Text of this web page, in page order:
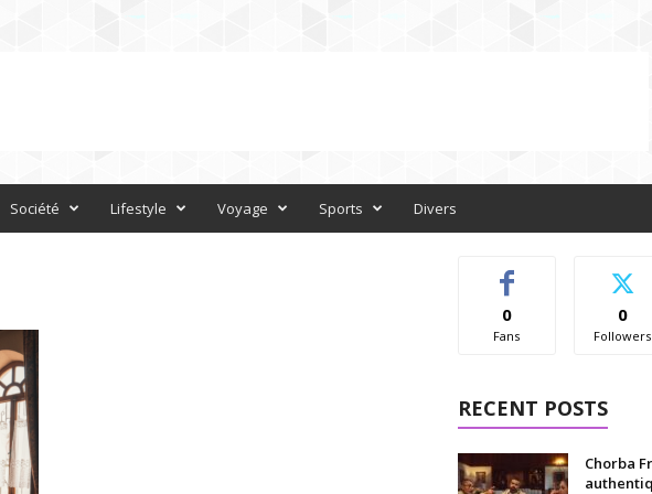
Société Lifestyle Voyage Sports Divers
0
Fans
0
Followers
RECENT POSTS
Chorba